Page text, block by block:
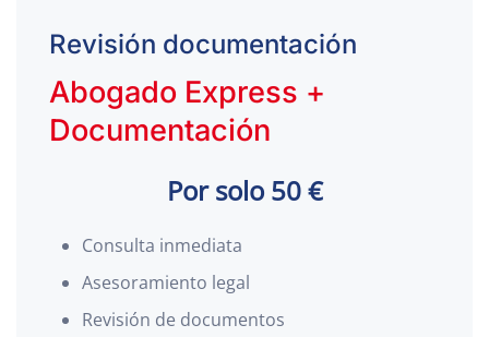
Revisión documentación
Abogado Express +
Documentación
Por solo 50 €
Consulta inmediata
Asesoramiento legal
Revisión de documentos